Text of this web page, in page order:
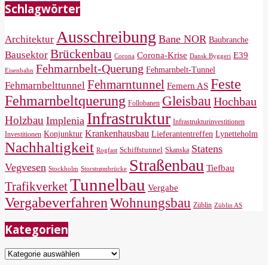
Schlagwörter
Architektur Ausschreibung Bane NOR Baubranche
Bausektor Brückenbau Corona Corona-Krise Dansk Byggeri E39
Eisenbahn Fehmarnbelt-Querung Fehmarnbelt-Tunnel
Fehmarnbelttunnel Fehmarntunnel Femern AS Feste
Fehmarnbeltquerung Follobanen Gleisbau Hochbau
Holzbau Implenia Infrastruktur Infrastrukturinvestitionen
Investitionen Konjunktur Krankenhausbau Lieferantentreffen Lynetteholm
Nachhaltigkeit Rogfast Schiffstunnel Skanska Statens
Vegvesen Stockholm Storstrømbrücke Straßenbau Tiefbau
TrafikverketTunnelbau Vergabe
VergabeverfahrenWohnungsbau Züblin Züblin AS
Kategorien
Kategorien